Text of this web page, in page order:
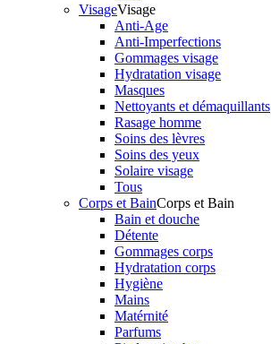
VisageVisage
Anti-Age
Anti-Imperfections
Gommages visage
Hydratation visage
Masques
Nettoyants et démaquillants
Rasage homme
Soins des lèvres
Soins des yeux
Solaire visage
Tous
Corps et BainCorps et Bain
Bain et douche
Détente
Gommages corps
Hydratation corps
Hygiène
Mains
Matérnité
Parfums